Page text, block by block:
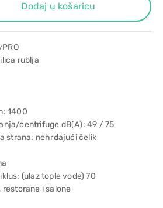
Dodaj u košaricu
rublja
1400
centrifuge dB(A): 49 / 75
strana: nehrđajući čelik
(ulaz tople vode) 70
i salone